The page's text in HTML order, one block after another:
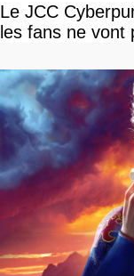
Le JCC
les fans ne vont